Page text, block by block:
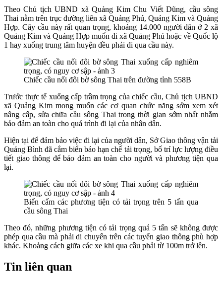
Theo Chủ tịch UBND xã Quảng Kim Chu Viết Dũng, cầu sông
Thai nằm trên trục đường liên xã Quảng Phú, Quảng Kim và Quảng
Hợp. Cây cầu này rất quan trọng, khoảng 14.000 người dân ở 2 xã
Quảng Kim và Quảng Hợp muốn đi xã Quảng Phú hoặc về Quốc lộ
1 hay xuống trung tâm huyện đều phải đi qua cầu này.
Chiếc cầu nối đôi bờ sông Thai trên đường tỉnh 558B
Trước thực tế xuống cấp trầm trọng của chiếc cầu, Chủ tịch UBND
xã Quảng Kim mong muốn các cơ quan chức năng sớm xem xét
nâng cấp, sửa chữa cầu sông Thai trong thời gian sớm nhất nhằm
bảo đảm an toàn cho quá trình đi lại của nhân dân.
Hiện tại để đảm bảo việc đi lại của người dân, Sở Giao thông vận tải
Quảng Bình đã cắm biển báo hạn chế tải trọng, bố trí lực lượng điều
tiết giao thông để bảo đảm an toàn cho người và phương tiện qua
lại.
Biển cấm các phương tiện có tải trọng trên 5 tấn qua
cầu sông Thai
Theo đó, những phương tiện có tải trọng quá 5 tấn sẽ không được
phép qua cầu mà phải di chuyển trên các tuyến giao thông phù hợp
khác. Khoảng cách giữa các xe khi qua cầu phải từ 100m trở lên.
Tin liên quan